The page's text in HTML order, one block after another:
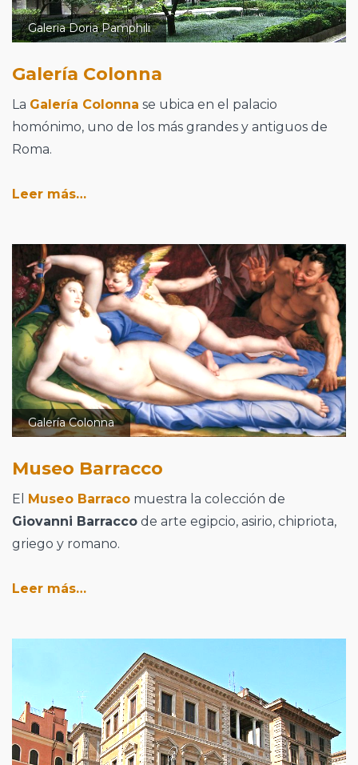
Galeria Doria Pamphili
Galería Colonna
La Galería Colonna se ubica en el palacio
homónimo, uno de los más grandes y antiguos de
Roma.
Leer más…
Galería Colonna
Museo Barracco
El Museo Barraco muestra la colección de
Giovanni Barracco de arte egipcio, asirio, chipriota,
griego y romano.
Leer más…